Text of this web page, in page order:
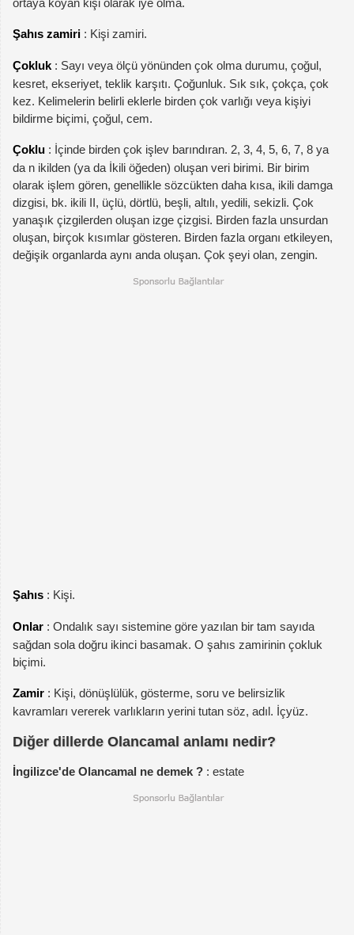
ortaya koyan kişi olarak iye olma.
Şahıs zamiri : Kişi zamiri.
Çokluk : Sayı veya ölçü yönünden çok olma durumu, çoğul,
kesret, ekseriyet, teklik karşıtı. Çoğunluk. Sık sık, çokça, çok
kez. Kelimelerin belirli eklerle birden çok varlığı veya kişiyi
bildirme biçimi, çoğul, cem.
Çoklu : İçinde birden çok işlev barındıran. 2, 3, 4, 5, 6, 7, 8 ya
da n ikilden (ya da İkili öğeden) oluşan veri birimi. Bir birim
olarak işlem gören, genellikle sözcükten daha kısa, ikili damga
dizgisi, bk. ikili II, üçlü, dörtlü, beşli, altılı, yedili, sekizli. Çok
yanaşık çizgilerden oluşan izge çizgisi. Birden fazla unsurdan
oluşan, birçok kısımlar gösteren. Birden fazla organı etkileyen,
değişik organlarda aynı anda oluşan. Çok şeyi olan, zengin.
Şahıs : Kişi.
Onlar : Ondalık sayı sistemine göre yazılan bir tam sayıda
sağdan sola doğru ikinci basamak. O şahıs zamirinin çokluk
biçimi.
Zamir : Kişi, dönüşlülük, gösterme, soru ve belirsizlik
kavramları vererek varlıkların yerini tutan söz, adıl. İçyüz.
Diğer dillerde Olancamal anlamı nedir?
İngilizce'de Olancamal ne demek ? : estate